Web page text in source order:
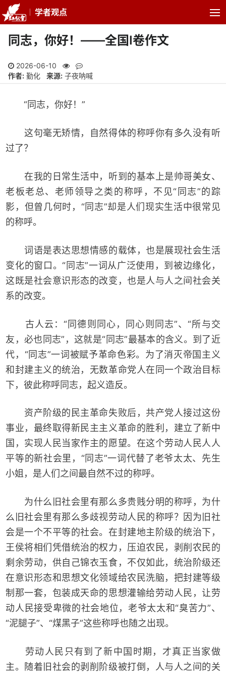
学者观点
同志，你好！——全国I卷作文
2026-06-10
作者: 勤化 来源: 子夜呐喊
“同志，你好！”
这句毫无矫情，自然得体的称呼你有多久没有听
过了？
在我的日常生活中，听到的基本上是帅哥美女、
老板老总、老师领导之类的称呼，不见“同志”的踪
影，但曾几何时，“同志”却是人们现实生活中很常见
的称呼。
词语是表达思想情感的载体，也是展现社会生活
变化的窗口。“同志”一词从广泛使用，到被边缘化，
这既是社会意识形态的改变，也是人与人之间社会关
系的改变。
古人云：“同德则同心，同心则同志”、“所与交
友，必也同志”，这就是“同志”最基本的含义。到了近
代，“同志”一词被赋予革命色彩。为了消灭帝国主义
和封建主义的统治，无数革命党人在同一个政治目标
下，彼此称呼同志，起义造反。
资产阶级的民主革命失败后，共产党人接过这份
事业，最终取得新民主主义革命的胜利，建立了新中
国，实现人民当家作主的愿望。在这个劳动人民人人
平等的新社会里，“同志”一词代替了老爷太太、先生
小姐，是人们之间最自然不过的称呼。
为什么旧社会里有那么多贵贱分明的称呼，为什
么旧社会里有那么多歧视劳动人民的称呼？因为旧社
会是一个不平等的社会。在封建地主阶级的统治下，
王侯将相们凭借统治的权力，压迫农民，剥削农民的
剩余劳动，供自己锦衣玉食，不仅如此，统治阶级还
在意识形态和思想文化领域给农民洗脑，把封建等级
制那一套，包装成天命的思想灌输给劳动人民，让劳
动人民接受卑微的社会地位，老爷太太和“臭苦力”、
“泥腿子”、“煤黑子”这些称呼也随之出现。
劳动人民只有到了新中国时期，才真正当家做
主。随着旧社会的剥削阶级被打倒，人与人之间的关